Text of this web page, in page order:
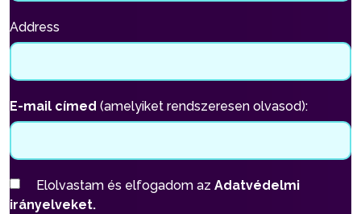
Address
E-mail címed (amelyiket rendszeresen olvasod):
Elolvastam és elfogadom az Adatvédelmi
irányelveket.